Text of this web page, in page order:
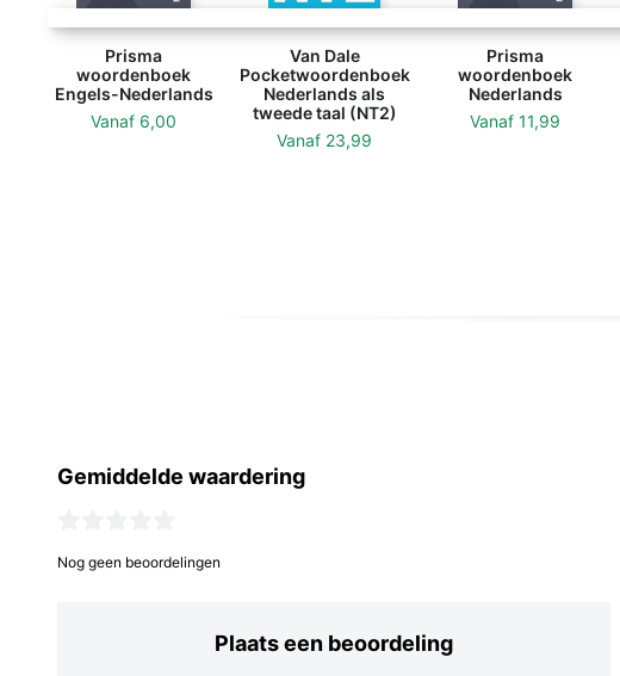
Prisma
woordenboek
Engels-Nederlands
Vanaf 6,00
Van Dale
Pocketwoordenboek
Nederlands als
tweede taal (NT2)
Vanaf 23,99
Prisma
woordenboek
Nederlands
Vanaf 11,99
Gemiddelde waardering
Nog geen beoordelingen
Plaats een beoordeling